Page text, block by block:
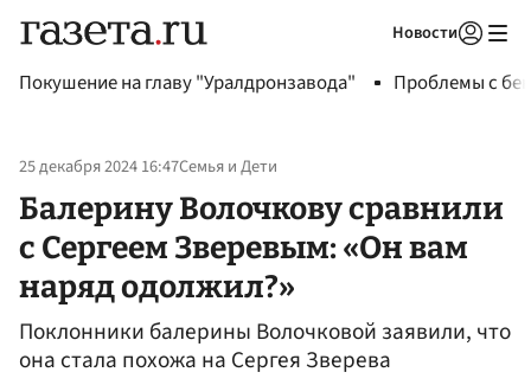
Новости
Покушение на главу "Уралдронзавода" Проблемы с
25 декабря 2024 16:47Семья и Дети
Балерину Волочкову сравнили
с Сергеем Зверевым: «Он вам
наряд одолжил?»
Поклонники балерины Волочковой заявили, что
она стала похожа на Сергея Зверева